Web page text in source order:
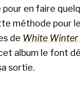
pour en faire
méthode pour
de White Winter
album le font
sortie.